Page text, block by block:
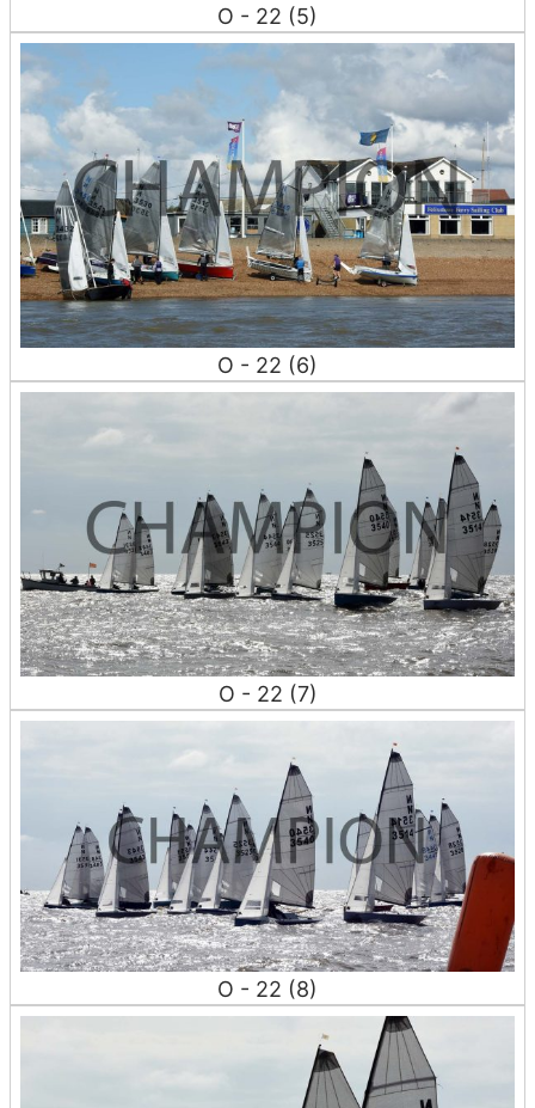
O - 22 (5)
O - 22 (6)
O - 22 (7)
O - 22 (8)